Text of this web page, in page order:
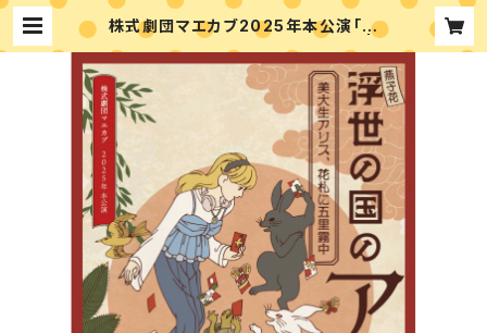
株式劇団マエカブ2025年本公演「浮
世の国のアリス～燕子花～」DVD |
株式劇団マエカブonlineshop